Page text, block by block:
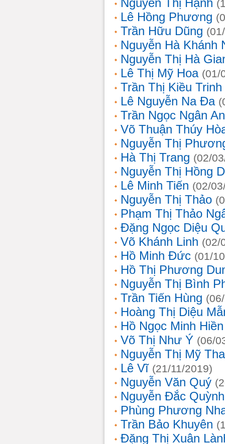
Nguyễn Thị Hạnh
Lê Hồng Phương
Trần Hữu Dũng
Nguyễn Hà Khánh
Nguyễn Thị Hà
Lê Thị Mỹ Hoa (01/
Trần Thị Kiều Trinh
Lê Nguyễn Na Đa
Trần Ngọc Ngân
Võ Thuận Thúy
Nguyễn Thị
Hà Thị Trang (02/
Nguyễn Thị Hồng
Lê Minh Tiến (02/
Nguyễn Thị Thảo
Phạm Thị Thảo
Đặng Ngọc Diệu
Võ Khánh Linh (02/
Hồ Minh Đức (01/
Hồ Thị Phương
Nguyễn Thị Bình
Trần Tiến Hùng
Hoàng Thị Diệu
Hồ Ngọc Minh Hiền
Võ Thị Như Ý (06/
Nguyễn Thị Mỹ
Lê Vĩ (21/11/2019)
Nguyễn Văn Quý
Nguyễn Đắc
Phùng Phương
Trần Bảo Khuyên
Đặng Thị Xuân